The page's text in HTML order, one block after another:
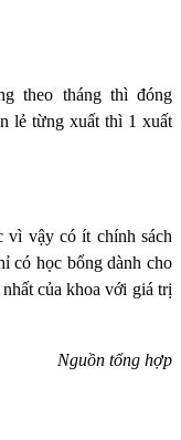
theo tháng thì đóng
lẻ từng xuất thì 1 xuất
vì vậy có ít chính sách
có học bổng dành cho
của khoa với giá trị
Nguồn tổng hợp